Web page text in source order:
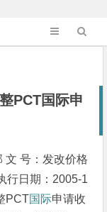
PCT国际申
文 号：发改价格
行日期：2005-1
PCT国际申请收